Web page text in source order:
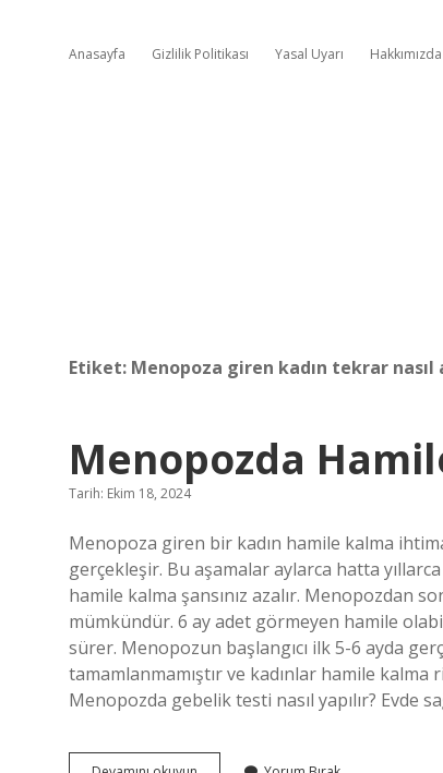
Anasayfa Gizlilik Politikası Yasal Uyarı Hakkımızda
Etiket: Menopoza giren kadın tekrar
Menopozda
Tarih: Ekim 18, 2024
Menopoza giren bir kadın hamile kalma
gerçekleşir. Bu aşamalar aylarca hatta
hamile kalma şansınız azalır. Menopozdan
mümkündür. 6 ay adet görmeyen hamile
sürer. Menopozun başlangıcı ilk 5-6 ayda
tamamlanmamıştır ve kadınlar hamile
Menopozda gebelik testi nasıl yapılır? Evde